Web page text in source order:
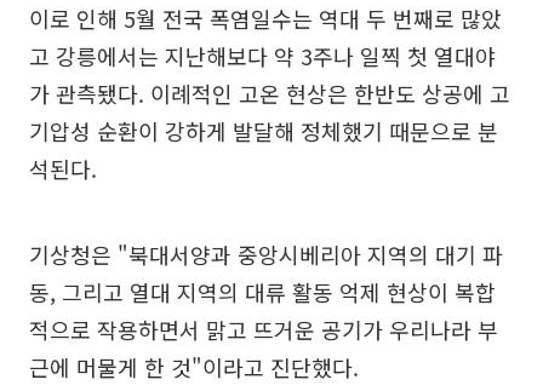
이로 인해 5월 전국 폭염일수는 역대 두 번째로 많았
고 강릉에서는 지난해보다 약 3주나 일찍 첫 열대야
가 관측됐다. 이례적인 고온 현상은 한반도 상공에 고
기압성 순환이 강하게 발달해 정체했기 때문으로 분
석된다.
기상청은 "북대서양과 중앙시베리아 지역의 대기 파
동, 그리고 열대 지역의 대류 활동 억제 현상이 복합
적으로 작용하면서 맑고 뜨거운 공기가 우리나라 부
근에 머물게 한 것"이라고 진단했다.